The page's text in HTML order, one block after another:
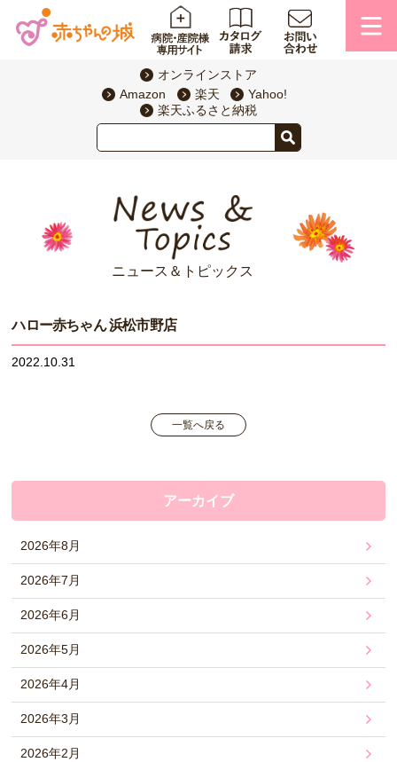
オンラインストア
Amazon
楽天
Yahoo!
楽天ふるさと納税
ニュース＆トピックス
ハロー赤ちゃん 浜松市野店
2022.10.31
一覧へ戻る
アーカイブ
2026年8月
2026年7月
2026年6月
2026年5月
2026年4月
2026年3月
2026年2月